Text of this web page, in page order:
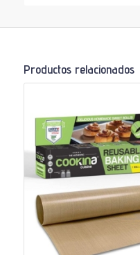
Productos relacionados